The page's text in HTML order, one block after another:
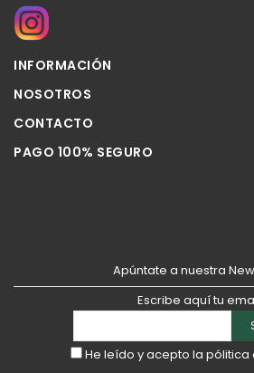
INFORMACIÓN
NOSOTROS
CONTACTO
PAGO 100% SEGURO
Apúntate a nuestra
Escribe aquí tu
He leído y acepto la pólitica